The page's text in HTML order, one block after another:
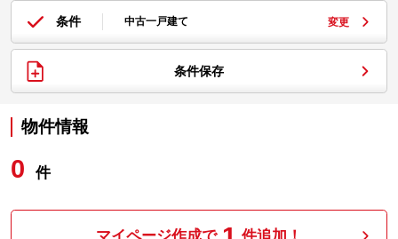
条件 中古一戸建て 変更
条件保存
物件情報
0 件
マイページ作成で 件追加！